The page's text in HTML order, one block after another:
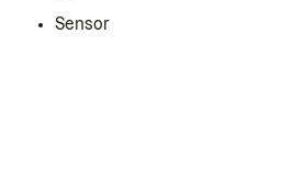
Sensor